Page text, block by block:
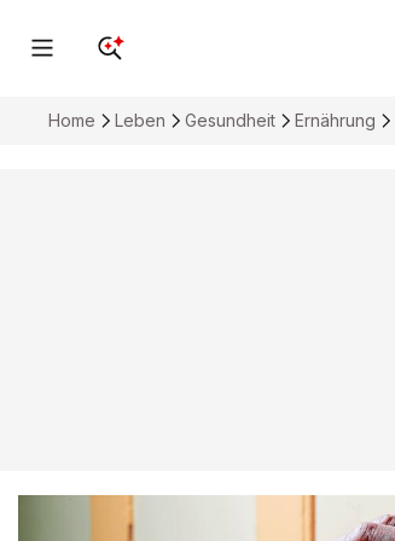
Home Leben Gesundheit Ernährung